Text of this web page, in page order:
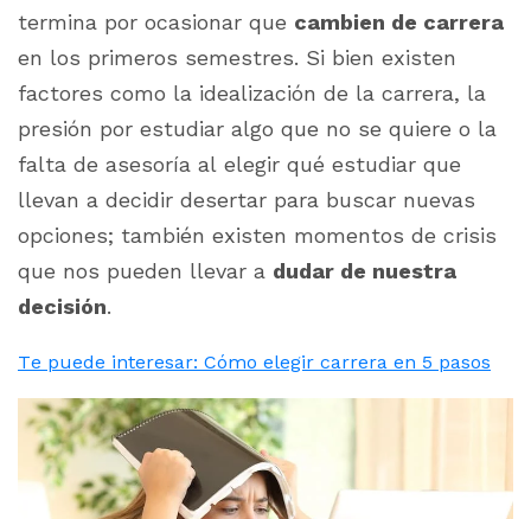
termina por ocasionar que cambien de carrera
en los primeros semestres. Si bien existen
factores como la idealización de la carrera, la
presión por estudiar algo que no se quiere o la
falta de asesoría al elegir qué estudiar que
llevan a decidir desertar para buscar nuevas
opciones; también existen momentos de crisis
que nos pueden llevar a dudar de nuestra
decisión.
Te puede interesar: Cómo elegir carrera en 5 pasos